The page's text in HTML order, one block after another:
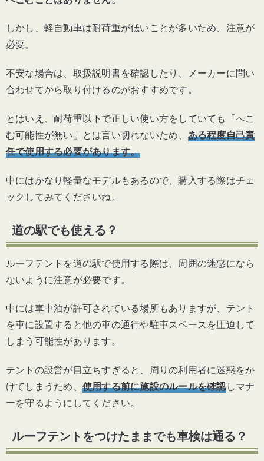
しかし、軽自動車は耐荷重が低いことが多いため、注意が
必要。
不安な場合は、取扱説明書を確認したり、メーカーに問い
合わせてから取り付けるのがおすすめです。
とはいえ、耐荷重以下で正しい使い方をしていても「へこ
む可能性が無い」とは言い切れないため、 ある程度自己責
任で使用する必要があります。
中にはかなり軽量なモデルもあるので、購入する際はチェ
ックしてみてくださいね。
道の駅でも使える？
ルーフテントを道の駅で使用する際は、周囲の迷惑になら
ないように注意が必要です。
中には車中泊が許可されている場所もありますが、テント
を車に設置すると他の車の通行や駐車スペースを圧迫して
しまう可能性があります。
テントの設営が目立ちすぎると、周りの利用者に迷惑をか
けてしまうため、 使用する前に施設のルールを確認しマナ
ーを守るようにしてください。
ルーフテントをつけたままでも車検は通る？